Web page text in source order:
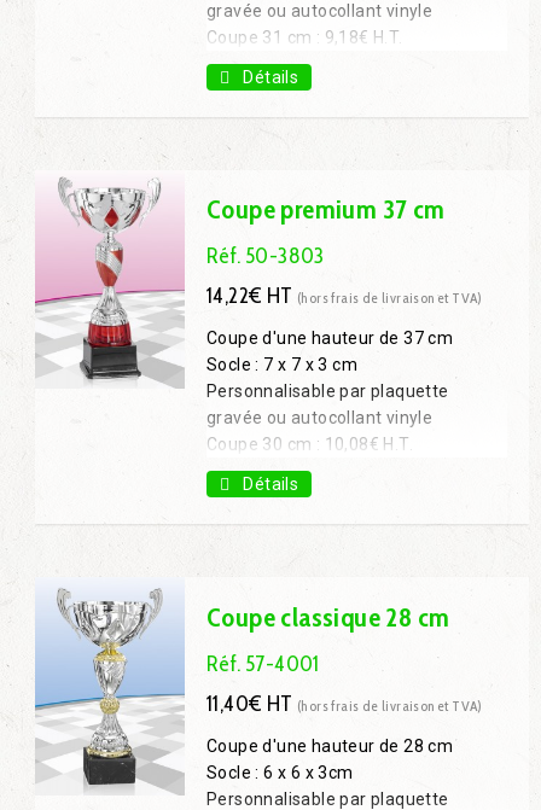
gravée ou autocollant vinyle
Coupe 31 cm : 9,18€ H.T.
Coupe 38 cm : 13,86€ H.T.
Coupe 45 cm : 17,55€ H.T.
Détails
Coupe premium 37 cm
Réf. 50-3803
14,22€ HT (hors frais de livraison et TVA)
Coupe d'une hauteur de 37 cm
Socle : 7 x 7 x 3 cm
Personnalisable par plaquette
gravée ou autocollant vinyle
Coupe 30 cm : 10,08€ H.T.
Coupe 33 cm : 11,61€ H.T.
Coupe 41 cm : 16,92€ H.T.
Coupe 45 cm : 20,25€ H.T.
Détails
Coupe classique 28 cm
Réf. 57-4001
11,40€ HT (hors frais de livraison et TVA)
Coupe d'une hauteur de 28 cm
Socle : 6 x 6 x 3cm
Personnalisable par plaquette